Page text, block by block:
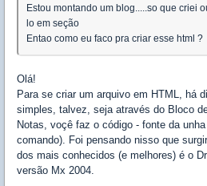
Estou montando um blog.....so que criei
lo em seção
Entao como eu faco pra criar esse html ?
Olá!
Para se criar um arquivo em HTML, há
simples, talvez, seja através do Bloco
Notas, voçê faz o código - fonte da
comando). Foi pensando nisso que
dos mais conhecidos (e melhores) é o
versão Mx 2004.